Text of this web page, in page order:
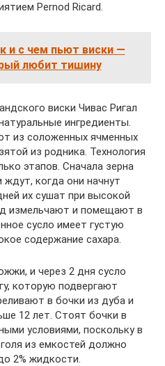
Pernod Ricard.
и с чем пьют виски —
любит тишину
виски Чивас Ригал
ингредиенты.
из соложенных ячменных
из родника. Технология
этапов. Сначала зерна
когда они начнут
их сушат при высокой
измельчают и помещают в
сусло имеет густую
содержание сахара.
и через 2 дня сусло
которую подвергают
в бочки из дуба и
12 лет. Стоят бочки в
условиями, поскольку в
из емкостей должно
2% жидкости.